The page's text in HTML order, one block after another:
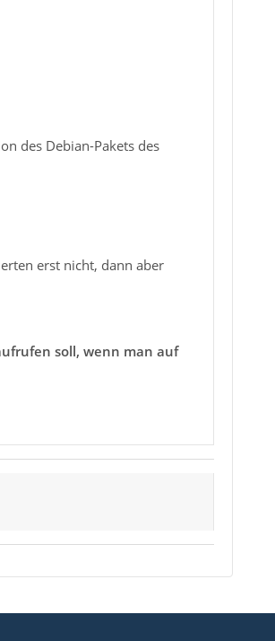
des Debian-Pakets des
erst nicht, dann aber
soll, wenn man auf